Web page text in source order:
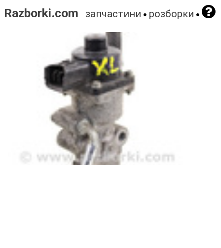
Razborki.com запчастини розборки